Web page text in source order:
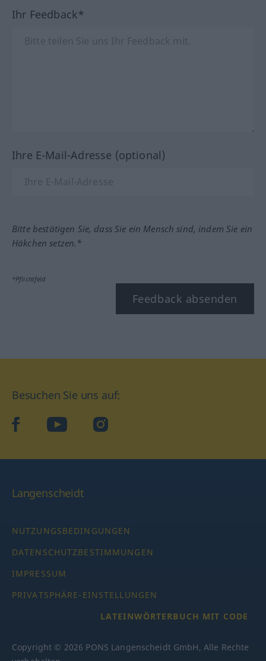
Ihr Feedback*
Ihre E-Mail-Adresse (optional)
Bitte bestätigen Sie, dass Sie ein Mensch sind, indem Sie ein
Häkchen setzen.*
*Pflichtfeld
Feedback absenden
Besuchen Sie uns auf:
facebookYouTube Instagram
Langenscheidt
NUTZUNGSBEDINGUNGEN
DATENSCHUTZBESTIMMUNGEN
IMPRESSUM
PRIVATSPHÄRE-EINSTELLUNGEN
LATEINWÖRTERBUCH MIT CODE
Copyright © 2026 PONS Langenscheidt GmbH, Alle Rechte